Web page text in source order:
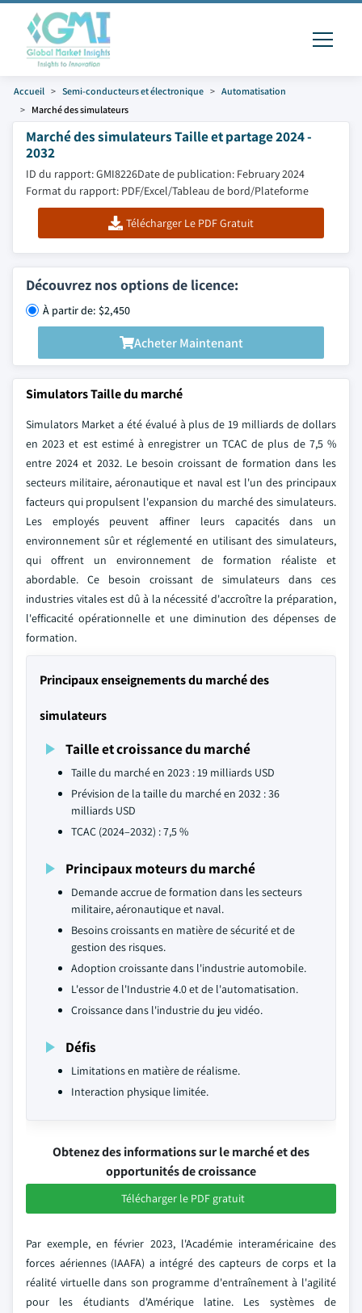
Accueil Semi-conducteurs et électronique
Automatisation
Marché des simulateurs
Marché des simulateurs Taille et partage 2024 -
2032
ID du rapport: GMI8226Date de publication: February 2024
Format du rapport: PDF/Excel/Tableau de bord/Plateforme
Télécharger Le PDF Gratuit
Découvrez nos options de licence:
À partir de: $2,450
Acheter Maintenant
Simulators Taille du marché
Simulators Market a été évalué à plus de 19 milliards de dollars
en 2023 et est estimé à enregistrer un TCAC de plus de 7,5 %
entre 2024 et 2032. Le besoin croissant de formation dans les
secteurs militaire, aéronautique et naval est l'un des principaux
facteurs qui propulsent l'expansion du marché des simulateurs.
Les employés peuvent affiner leurs capacités dans un
environnement sûr et réglementé en utilisant des simulateurs,
qui offrent un environnement de formation réaliste et
abordable. Ce besoin croissant de simulateurs dans ces
industries vitales est dû à la nécessité d'accroître la préparation,
l'efficacité opérationnelle et une diminution des dépenses de
formation.
Principaux enseignements du marché des
simulateurs
Taille et croissance du marché
Taille du marché en 2023 : 19 milliards USD
Prévision de la taille du marché en 2032 : 36
milliards USD
TCAC (2024–2032) : 7,5 %
Principaux moteurs du marché
Demande accrue de formation dans les secteurs
militaire, aéronautique et naval.
Besoins croissants en matière de sécurité et de
gestion des risques.
Adoption croissante dans l'industrie automobile.
L'essor de l'Industrie 4.0 et de l'automatisation.
Croissance dans l'industrie du jeu vidéo.
Défis
Limitations en matière de réalisme.
Interaction physique limitée.
Obtenez des informations sur le marché et des
opportunités de croissance
Télécharger le PDF gratuit
Par exemple, en février 2023, l'Académie interaméricaine des
forces aériennes (IAAFA) a intégré des capteurs de corps et la
réalité virtuelle dans son programme d'entraînement à l'agilité
pour les étudiants d'Amérique latine. Les systèmes de